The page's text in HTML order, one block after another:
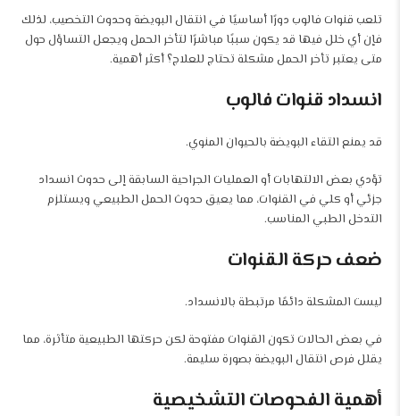
تلعب قنوات فالوب دورًا أساسيًا في انتقال البويضة وحدوث التخصيب، لذلك
فإن أي خلل فيها قد يكون سببًا مباشرًا لتأخر الحمل ويجعل التساؤل حول
متى يعتبر تأخر الحمل مشكلة تحتاج للعلاج؟ أكثر أهمية.
انسداد قنوات فالوب
قد يمنع التقاء البويضة بالحيوان المنوي.
تؤدي بعض الالتهابات أو العمليات الجراحية السابقة إلى حدوث انسداد
جزئي أو كلي في القنوات، مما يعيق حدوث الحمل الطبيعي ويستلزم
التدخل الطبي المناسب.
ضعف حركة القنوات
ليست المشكلة دائمًا مرتبطة بالانسداد.
في بعض الحالات تكون القنوات مفتوحة لكن حركتها الطبيعية متأثرة، مما
يقلل فرص انتقال البويضة بصورة سليمة.
أهمية الفحوصات التشخيصية